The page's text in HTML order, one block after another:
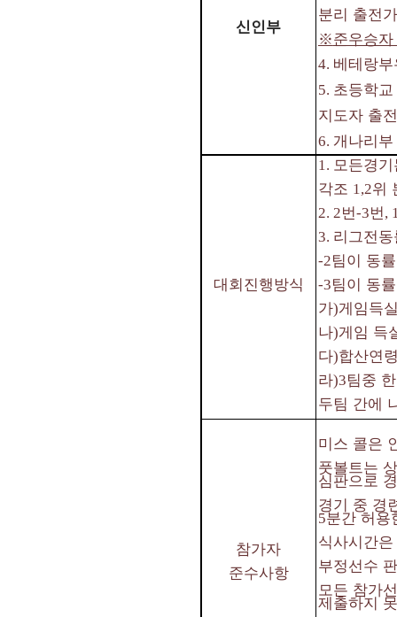
신인부
분리 출전
※준우승
4. 베테랑
5. 초등학
지도자 출
6. 개나리
대회진행방식
1. 모든경
각조 1,2위
2. 2번-3번,
3. 리그전
-2팀이 동
-3팀이 동
가)게임득
나)게임 득
다)합산연
라)3팀중
두팀 간에
참가자
준수사항
미스 콜은
풋볼트는
심판으로
경기 중 경
5분간 허용
식사시간
부정선수
모든 참가
제출하지